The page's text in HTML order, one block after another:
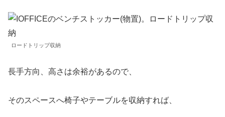
ロードトリップ収納
長手方向、高さは余裕があるので、
そのスペースへ椅子やテーブルを収納すれば、